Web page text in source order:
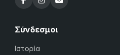
Σύνδεσμοι
Ιστορία